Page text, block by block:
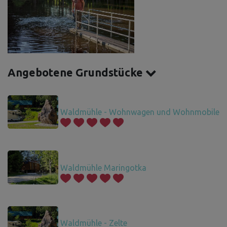
Angebotene Grundstücke
Waldmühle - Wohnwagen und Wohnmobile
Waldmühle Maringotka
Waldmühle - Zelte